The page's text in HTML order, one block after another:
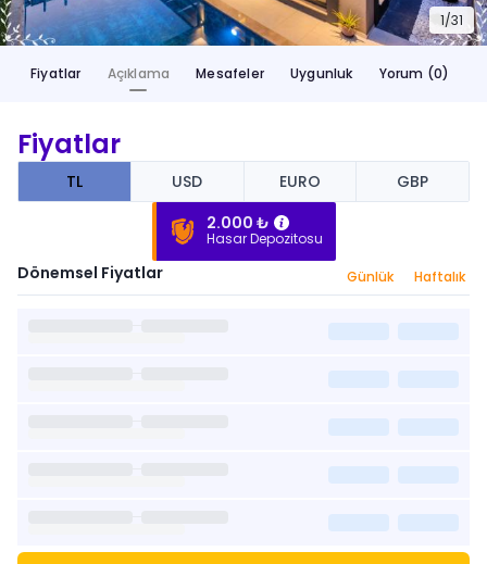
1/31
Fiyatlar Açıklama Mesafeler Uygunluk Yorum (0)
Fiyatlar
TL USD EURO
GBP
2.000 ₺
Hasar Depozitosu
Dönemsel Fiyatlar Günlük Haftalık